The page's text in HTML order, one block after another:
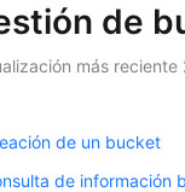
de
más reciente
de un bucket
de información